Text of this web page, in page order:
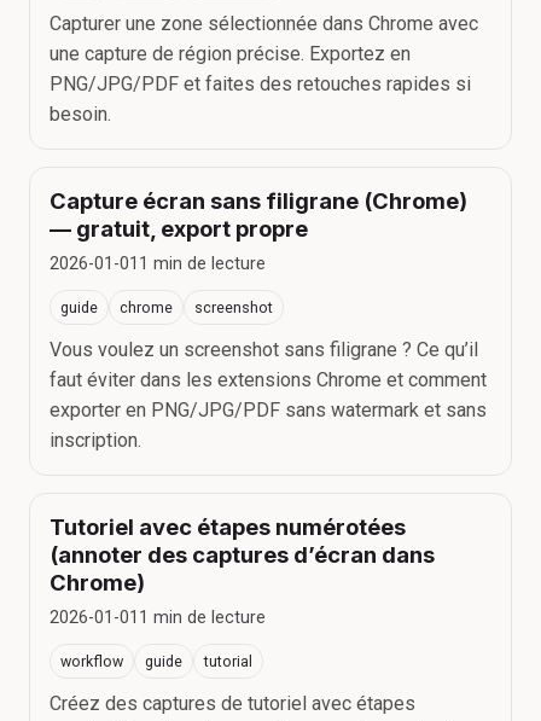
Capturer une zone sélectionnée dans Chrome avec
une capture de région précise. Exportez en
PNG/JPG/PDF et faites des retouches rapides si
besoin.
Capture écran sans filigrane (Chrome)
— gratuit, export propre
2026-01-01 1 min de lecture
guide chrome screenshot
Vous voulez un screenshot sans filigrane ? Ce qu’il
faut éviter dans les extensions Chrome et comment
exporter en PNG/JPG/PDF sans watermark et sans
inscription.
Tutoriel avec étapes numérotées
(annoter des captures d’écran dans
Chrome)
2026-01-01 1 min de lecture
workflow guide tutorial
Créez des captures de tutoriel avec étapes